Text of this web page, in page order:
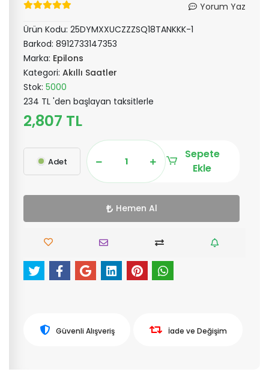
Yorum Yaz
Ürün Kodu: 25DYMXXUCZZZSQ18TANKKK-1
Barkod: 8912733147353
Marka: Epilons
Kategori: Akıllı Saatler
Stok: 5000
234 TL 'den başlayan taksitlerle
2,807 TL
Adet
Sepete
Ekle
Hemen Al
Güvenli Alışveriş İade ve Değişim